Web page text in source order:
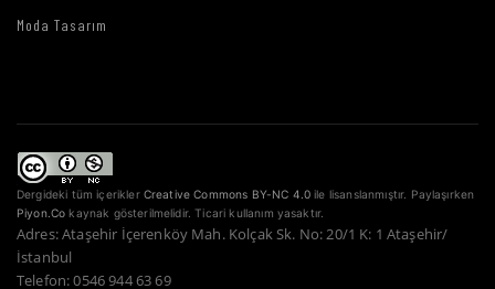
Moda Tasarım
Dergideki tüm içerikler Creative Commons BY-NC 4.0 ile lisanslanmıştır. Paylaşırken
Piyon.Co kaynak gösterilmelidir. Ticari kullanım yasaktır.
Adres: Ataşehir İçerenköy Mah. Kolçak Sk. No: 20/1 K: 1 Ataşehir/
İstanbul
Telefon: 0546 944 63 69